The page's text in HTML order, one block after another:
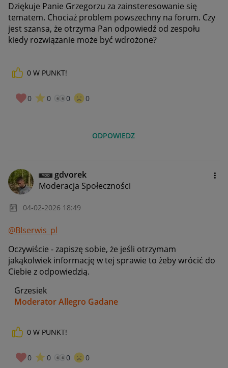
Dziękuje Panie Grzegorzu za zainsteresowanie się
tematem. Chociaż problem powszechny na forum. Czy
jest szansa, że otrzyma Pan odpowiedź od zespołu
kiedy rozwiązanie może być wdrożone?
0 W PUNKT!
0 0 0 0
ODPOWIEDZ
gdvorek
Moderacja Społeczności
‎04-02-2026 18:49
@BIserwis_pl
Oczywiście - zapiszę sobie, że jeśli otrzymam
jakąkolwiek informację w tej sprawie to żeby wrócić do
Ciebie z odpowiedzią.
Grzesiek
Moderator Allegro Gadane
0 W PUNKT!
0 0 0 0